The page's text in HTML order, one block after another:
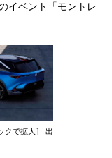
イベント「モントレ
クで拡大］ 出